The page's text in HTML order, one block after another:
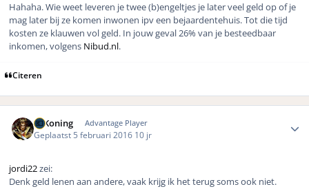
Hahaha. Wie weet leveren je twee (b)engeltjes je later veel geld op of je
mag later bij ze komen inwonen ipv een bejaardentehuis. Tot die tijd
kosten ze klauwen vol geld. In jouw geval 26% van je besteedbaar
inkomen, volgens Nibud.nl.
Citeren
V_Koning Advantage Player
Geplaatst 5 februari 2016 10 jr
jordi22zei:
Denk geld lenen aan andere, vaak krijg ik het terug soms ook niet.